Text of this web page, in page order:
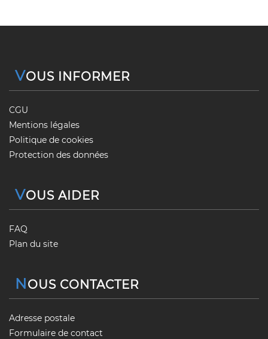
VOUS INFORMER
CGU
Mentions légales
Politique de cookies
Protection des données
VOUS AIDER
FAQ
Plan du site
NOUS CONTACTER
Adresse postale
Formulaire de contact